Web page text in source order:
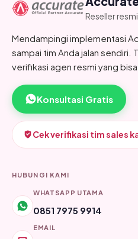
Reseller
Mendampingi implementasi
sampai tim Anda jalan sendiri.
verifikasi agen resmi yang
Konsultasi Gratis
Cek verifikasi tim sales
HUBUNGI KAMI
WHATSAPP UTAMA
0851 7975 9914
EMAIL